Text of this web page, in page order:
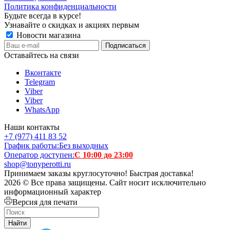
Политика конфиденциальности
Будьте всегда в курсе!
Узнавайте о скидках и акциях первым
Новости магазина
Оставайтесь на связи
Вконтакте
Telegram
Viber
Viber
WhatsApp
Наши контакты
+7 (977) 411 83 52
График работы:Без выходных
Оператор доступен:С 10:00 до 23:00
shop@tonyperotti.ru
Принимаем заказы круглосуточно! Быстрая доставка!
2026 © Все права защищены. Сайт носит исключительно
информационный характер
Версия для печати
Найти